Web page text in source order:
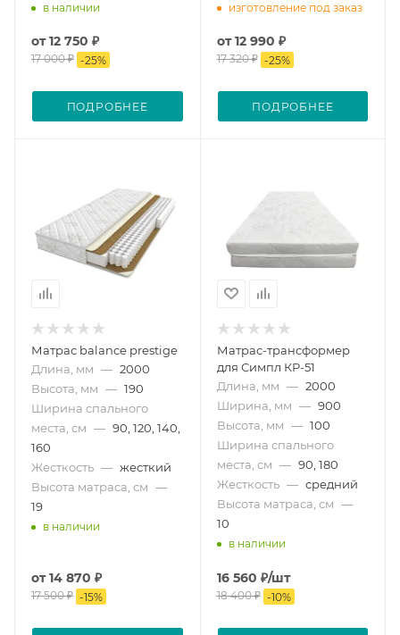
в наличии
от12 750 ₽
17 000 ₽ -25%
ПОДРОБНЕЕ
изготовление под заказ
от12 990 ₽
17 320 ₽ -25%
ПОДРОБНЕЕ
Матрас balance prestige
Длина, мм — 2000
Высота, мм — 190
Ширина спального
места, см — 90, 120, 140,
160
Жесткость — жесткий
Высота матраса, см —
19
в наличии
от14 870 ₽
17 500 ₽ -15%
Матрас-трансформер
для Симпл КР-51
Длина, мм — 2000
Ширина, мм — 900
Высота, мм — 100
Ширина спального
места, см — 90, 180
Жесткость — средний
Высота матраса, см —
10
в наличии
16 560 ₽/шт
18 400₽ -10%